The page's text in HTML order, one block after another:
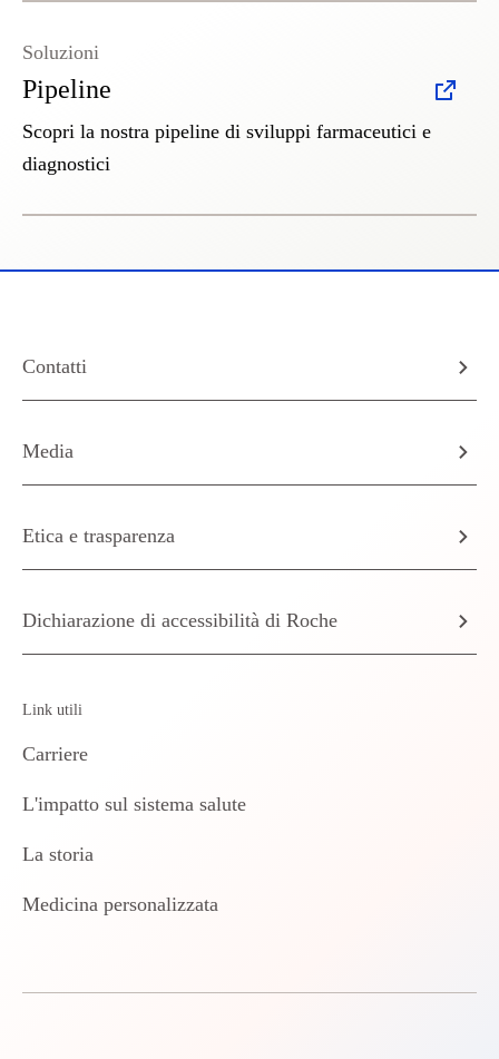
Pipeline
Soluzioni
Scopri la nostra pipeline di sviluppi farmaceutici e
diagnostici
Contatti
Media
Etica e trasparenza
Dichiarazione di accessibilità di Roche
Link utili
Carriere
L'impatto sul sistema salute
La storia
Medicina personalizzata